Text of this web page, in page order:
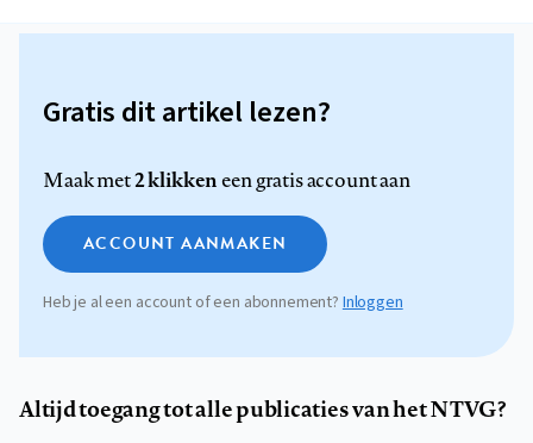
Gratis dit artikel lezen?
Maak met2 klikkeneen gratis account aan
ACCOUNT AANMAKEN
Heb je al een account of een abonnement? Inloggen
Altijd toegang tot alle publicaties van het NTVG?